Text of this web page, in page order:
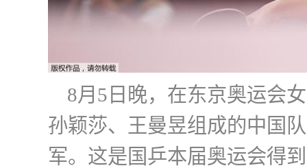
8月5日晚，在东京奥运会
孙颖莎、王曼昱组成的中国
军。这是国乒本届奥运会得